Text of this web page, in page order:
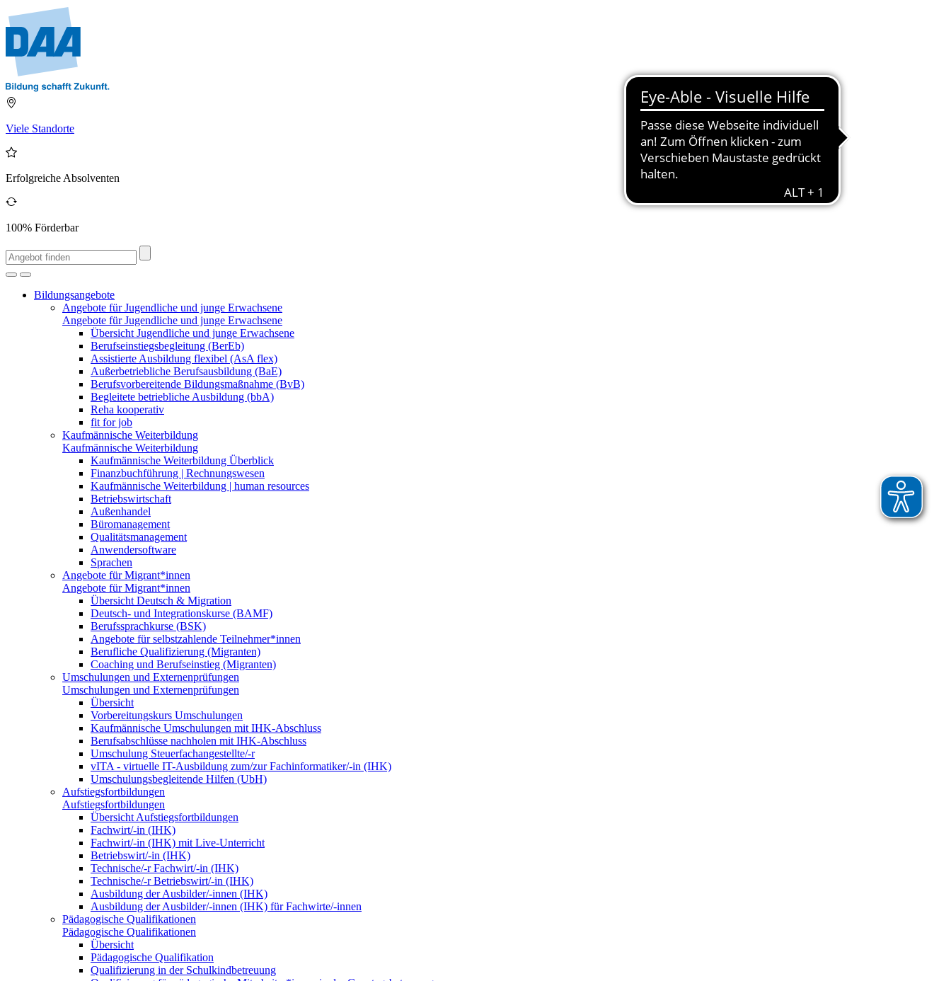
Viele Standorte
Erfolgreiche Absolventen
100% Förderbar
Bildungsangebote
Angebote für Jugendliche und junge Erwachsene
Angebote für Jugendliche und junge Erwachsene
Übersicht Jugendliche und junge Erwachsene
Berufseinstiegsbegleitung (BerEb)
Assistierte Ausbildung flexibel (AsA flex)
Außerbetriebliche Berufsausbildung (BaE)
Berufsvorbereitende Bildungsmaßnahme (BvB)
Begleitete betriebliche Ausbildung (bbA)
Reha kooperativ
fit for job
Kaufmännische Weiterbildung
Kaufmännische Weiterbildung
Kaufmännische Weiterbildung Überblick
Finanzbuchführung | Rechnungswesen
Kaufmännische Weiterbildung | human resources
Betriebswirtschaft
Außenhandel
Büromanagement
Qualitätsmanagement
Anwendersoftware
Sprachen
Angebote für Migrant*innen
Angebote für Migrant*innen
Übersicht Deutsch & Migration
Deutsch- und Integrationskurse (BAMF)
Berufssprachkurse (BSK)
Angebote für selbstzahlende Teilnehmer*innen
Berufliche Qualifizierung (Migranten)
Coaching und Berufseinstieg (Migranten)
Umschulungen und Externenprüfungen
Umschulungen und Externenprüfungen
Übersicht
Vorbereitungskurs Umschulungen
Kaufmännische Umschulungen mit IHK-Abschluss
Berufsabschlüsse nachholen mit IHK-Abschluss
Umschulung Steuerfachangestellte/-r
vITA - virtuelle IT-Ausbildung zum/zur Fachinformatiker/-in (IHK)
Umschulungsbegleitende Hilfen (UbH)
Aufstiegsfortbildungen
Aufstiegsfortbildungen
Übersicht Aufstiegsfortbildungen
Fachwirt/-in (IHK)
Fachwirt/-in (IHK) mit Live-Unterricht
Betriebswirt/-in (IHK)
Technische/-r Fachwirt/-in (IHK)
Technische/-r Betriebswirt/-in (IHK)
Ausbildung der Ausbilder/-innen (IHK)
Ausbildung der Ausbilder/-innen (IHK) für Fachwirte/-innen
Pädagogische Qualifikationen
Pädagogische Qualifikationen
Übersicht
Pädagogische Qualifikation
Qualifizierung in der Schulkindbetreuung